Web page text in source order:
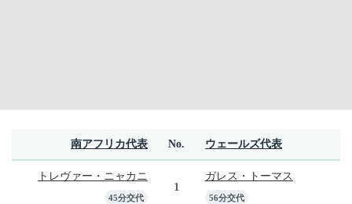
南アフリカ代表 No. ウェールズ代表
トレヴァー・ニャカニ
45分交代
1
ガレス・トーマス
56分交代